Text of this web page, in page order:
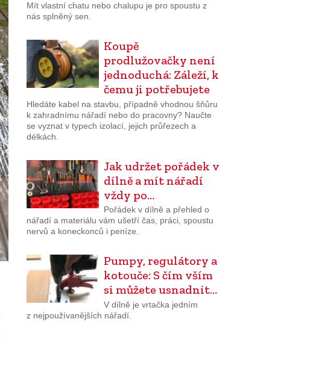
Mít vlastní chatu nebo chalupu je pro spoustu z
nás splněný sen.
Koupě
prodlužovačky není
jednoduchá: Záleží, k
čemu ji potřebujete
Hledáte kabel na stavbu, případně vhodnou šňůru
k zahradnímu nářadí nebo do pracovny? Naučte
se vyznat v typech izolací, jejich průřezech a
délkách.
Jak udržet pořádek v
dílně a mít nářadí
vždy po…
Pořádek v dílně a přehled o
nářadí a materiálu vám ušetří čas, práci, spoustu
nervů a koneckonců i peníze.
Pumpy, regulátory a
kotouče: S čím vším
si můžete usnadnit…
V dílně je vrtačka jedním
z nejpoužívanějších nářadí.